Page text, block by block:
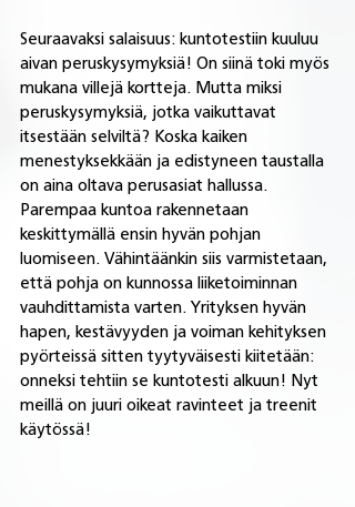
Seuraavaksi salaisuus: kuntotestiin kuuluu
aivan peruskysymyksiä! On siinä toki myös
mukana villejä kortteja. Mutta miksi
peruskysymyksiä, jotka vaikuttavat
itsestään selviltä? Koska kaiken
menestyksekkään ja edistyneen taustalla
on aina oltava perusasiat hallussa.
Parempaa kuntoa rakennetaan
keskittymällä ensin hyvän pohjan
luomiseen. Vähintäänkin siis varmistetaan,
että pohja on kunnossa liiketoiminnan
vauhdittamista varten. Yrityksen hyvän
hapen, kestävyyden ja voiman kehityksen
pyörteissä sitten tyytyväisesti kiitetään:
onneksi tehtiin se kuntotesti alkuun! Nyt
meillä on juuri oikeat ravinteet ja treenit
käytössä!